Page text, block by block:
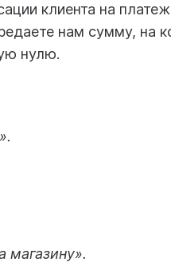
клиента на
нам сумму, на
нулю.
магазину».